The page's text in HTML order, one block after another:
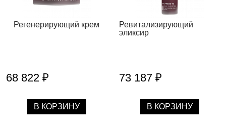
Регенерирующий крем
68 822 ₽
В КОРЗИНУ
Ревитализирующий
эликсир
73 187 ₽
В КОРЗИНУ